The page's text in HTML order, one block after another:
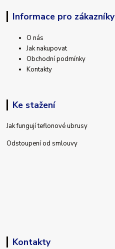
Informace pro zákazníky
O nás
Jak nakupovat
Obchodní podmínky
Kontakty
Ke stažení
Jak fungují teflonové ubrusy
Odstoupení od smlouvy
Kontakty